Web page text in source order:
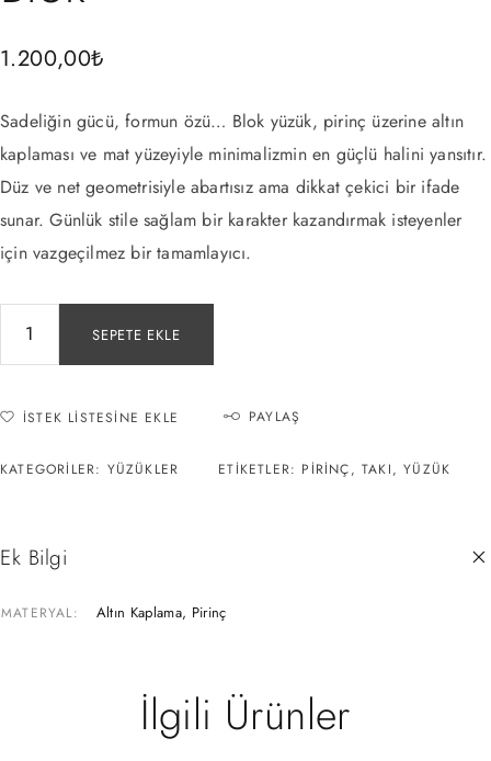
1.200,00₺
Sadeliğin gücü, formun özü… Blok yüzük, pirinç üzerine altın
kaplaması ve mat yüzeyiyle minimalizmin en güçlü halini yansıtır.
Düz ve net geometrisiyle abartısız ama dikkat çekici bir ifade
sunar. Günlük stile sağlam bir karakter kazandırmak isteyenler
için vazgeçilmez bir tamamlayıcı.
SEPETE EKLE
İSTEK LISTESINE EKLE PAYLAŞ
KATEGORILER: YÜZÜKLER ETIKETLER: PIRINÇ,TAKI,YÜZÜK
Ek Bilgi
MATERYAL Altın Kaplama, Pirinç
İlgili Ürünler